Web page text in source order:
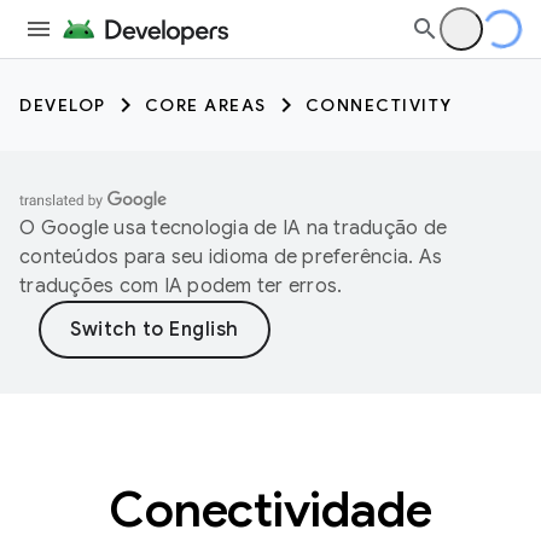
DEVELOP CORE AREAS CONNECTIVITY
O Google usa tecnologia de IA na tradução de
conteúdos para seu idioma de preferência. As
traduções com IA podem ter erros.
Conectividade